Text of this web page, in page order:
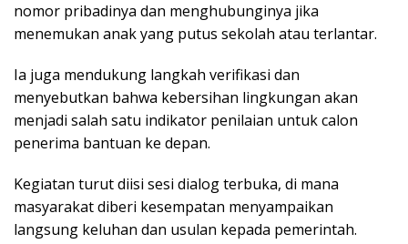
nomor pribadinya dan menghubunginya jika
menemukan anak yang putus sekolah atau terlantar.
Ia juga mendukung langkah verifikasi dan
menyebutkan bahwa kebersihan lingkungan akan
menjadi salah satu indikator penilaian untuk calon
penerima bantuan ke depan.
Kegiatan turut diisi sesi dialog terbuka, di mana
masyarakat diberi kesempatan menyampaikan
langsung keluhan dan usulan kepada pemerintah.